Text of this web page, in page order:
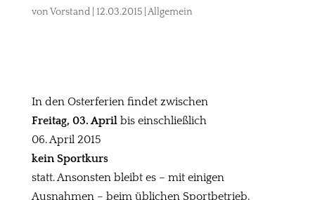
vonVorstand| 12.03.2015| Allgemein
In den Osterferien findet zwischen
Freitag, 03. Aprilbis einschließlich
06. April 2015
kein Sportkurs
statt. Ansonsten bleibt es – mit einigen
Ausnahmen – beim üblichen Sportbetrieb.